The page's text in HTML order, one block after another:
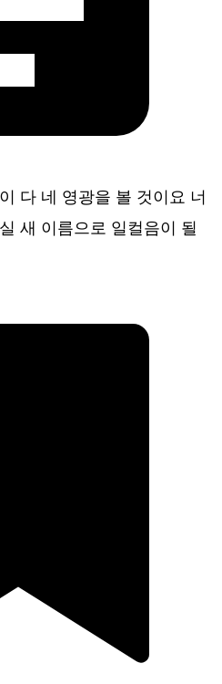
다 네 영광을 볼 것이요 너
새 이름으로 일컬음이 될